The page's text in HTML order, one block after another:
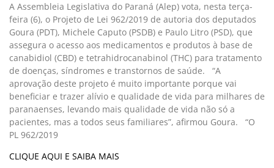
A Assembleia Legislativa do Paraná (Alep) vota, nesta terça-
feira (6), o Projeto de Lei 962/2019 de autoria dos deputados
Goura (PDT), Michele Caputo (PSDB) e Paulo Litro (PSD), que
assegura o acesso aos medicamentos e produtos à base de
canabidiol (CBD) e tetrahidrocanabinol (THC) para tratamento
de doenças, síndromes e transtornos de saúde. “A
aprovação deste projeto é muito importante porque vai
beneficiar e trazer alívio e qualidade de vida para milhares de
paranaenses, levando mais qualidade de vida não só a
pacientes, mas a todos seus familiares”, afirmou Goura. “O
PL 962/2019
CLIQUE AQUI E SAIBA MAIS